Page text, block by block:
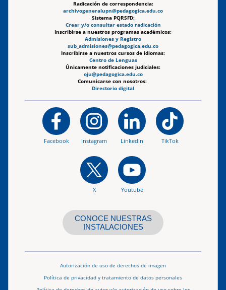
Radicación de correspondencia:
archivogeneralupn@pedagogica.edu.co
Sistema PQRSFD:
Crear y/o consultar estado radicación
Inscribirse a nuestros programas académicos:
Admisiones y Registro
sub_admisiones@pedagogica.edu.co
Inscribirse a nuestros cursos de idiomas:
Centro de Lenguas
Únicamente notificaciones judiciales:
oju@pedagogica.edu.co
Comunicarse con nosotros:
Directorio digital
Facebook Instagram LinkedIn TikTok
X Youtube
CONOCE NUESTRAS
INSTALACIONES
Autorización de uso de derechos de imagen
Política de privacidad y tratamiento de datos personales